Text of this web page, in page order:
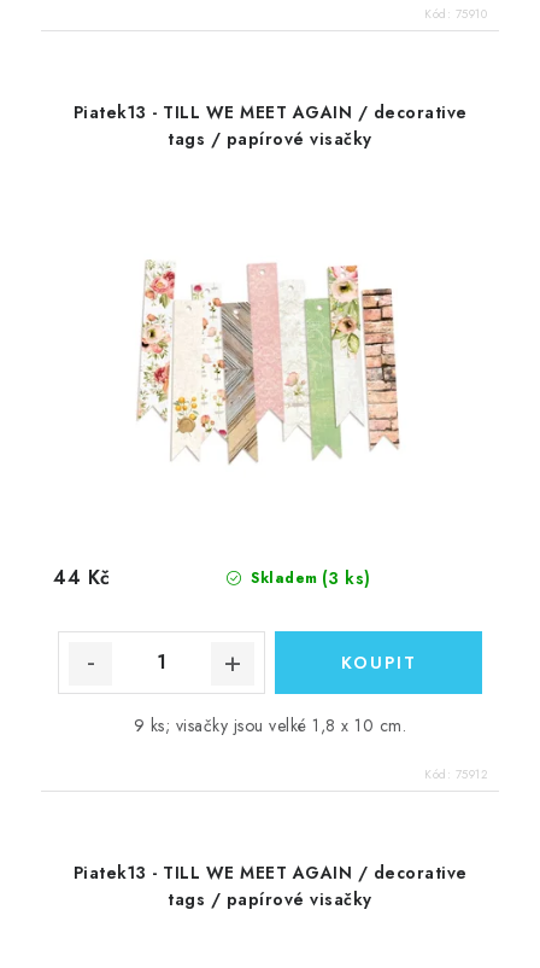
Kód: 75910
Piatek13 - TILL WE MEET AGAIN / decorative
tags / papírové visačky
Skladem (3 ks)
44 Kč
9 ks; visačky jsou velké 1,8 x 10 cm.
Kód: 75912
Piatek13 - TILL WE MEET AGAIN / decorative
tags / papírové visačky